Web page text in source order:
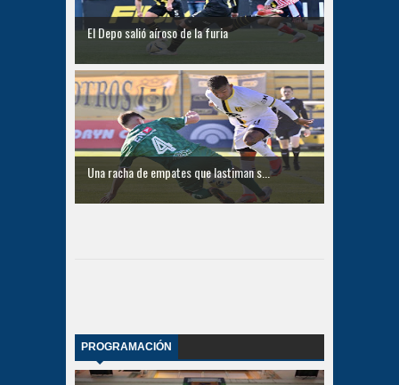
El Depo salió aíroso de la furia
Una racha de empates que lastiman s...
PROGRAMACIÓN